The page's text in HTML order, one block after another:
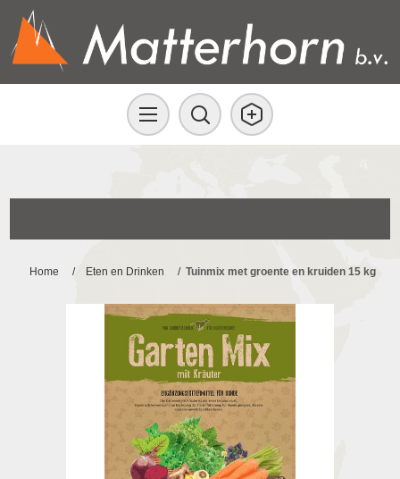
Home / Eten en Drinken / Tuinmix met groente en kruiden 15 kg